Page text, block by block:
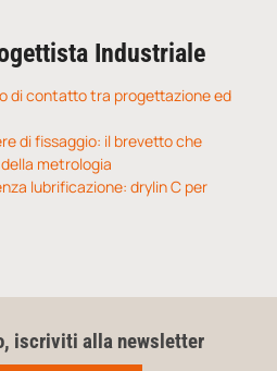
Industriale
di contatto tra progettazione ed
di fissaggio: il brevetto che
metrologia
lubrificazione: drylin C per
iscriviti alla newsletter